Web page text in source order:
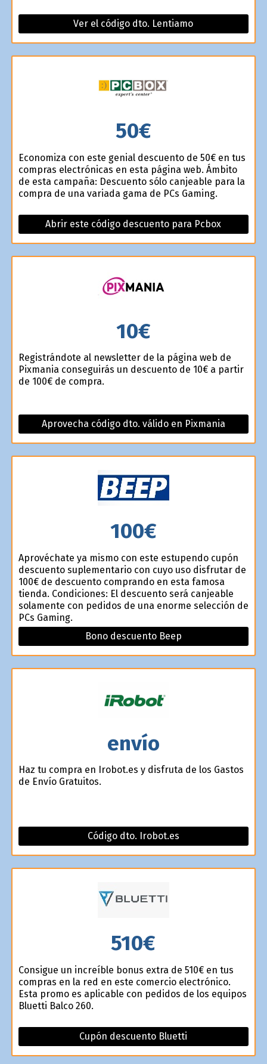
Ver el código dto. Lentiamo
50€
Economiza con este genial descuento de 50€ en tus
compras electrónicas en esta página web. Ámbito
de esta campaña: Descuento sólo canjeable para la
compra de una variada gama de PCs Gaming.
Abrir este código descuento para Pcbox
10€
Registrándote al newsletter de la página web de
Pixmania conseguirás un descuento de 10€ a partir
de 100€ de compra.
Aprovecha código dto. válido en Pixmania
100€
Aprovéchate ya mismo con este estupendo cupón
descuento suplementario con cuyo uso disfrutar de
100€ de descuento comprando en esta famosa
tienda. Condiciones: El descuento será canjeable
solamente con pedidos de una enorme selección de
PCs Gaming.
Bono descuento Beep
envío
Haz tu compra en Irobot.es y disfruta de los Gastos
de Envío Gratuitos.
Código dto. Irobot.es
510€
Consigue un increíble bonus extra de 510€ en tus
compras en la red en este comercio electrónico.
Esta promo es aplicable con pedidos de los equipos
Bluetti Balco 260.
Cupón descuento Bluetti